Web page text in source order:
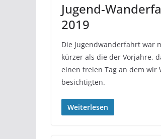
Jugend-
2019
Die Jugendwanderfahrt war
kürzer als die der Vorjahre,
einen freien Tag an dem wir
besichtigten.
Weiterlesen